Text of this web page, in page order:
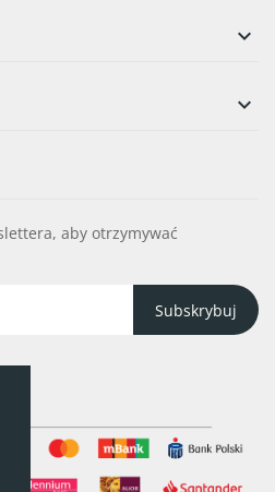


aby otrzymywać
Subskrybuj